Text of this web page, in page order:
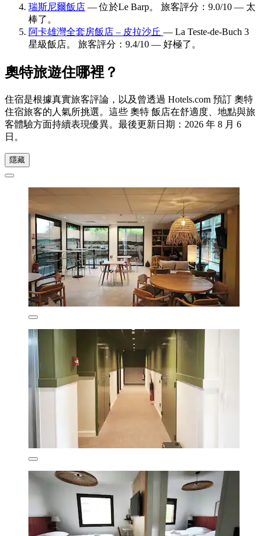
瑞斯尼爾飯店 — 位於Le Barp。 旅客評分：9.0/10 — 太
棒了。
阿卡雄灣全套房飯店 – 皮拉沙丘 — La Teste-de-Buch 3
星級飯店。 旅客評分：9.4/10 — 好極了。
奧特旅遊住哪裡？
住宿是根據真實旅客評論，以及曾透過 Hotels.com 預訂 奧特
住宿旅客的人氣所挑選。這些 奧特 飯店在舒適度、地點與旅
客體驗方面持續表現優異。最後更新日期： 2026 年 8 月 6
日 。
隱藏